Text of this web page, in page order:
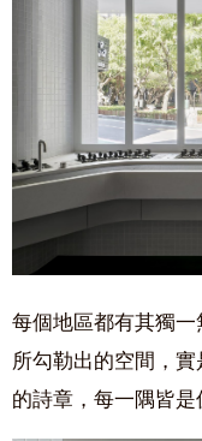
每個地區都有其獨
所勾勒出的空間，
的詩章，每一隅皆是